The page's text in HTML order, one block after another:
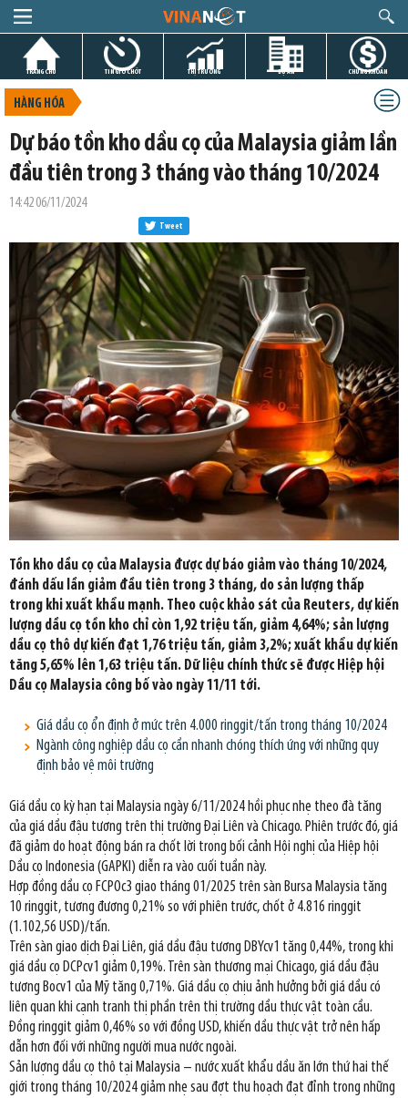
TRANG CHỦ TIN GIỜ CHÓT THỊ TRƯỜNG DỰ ÁN CHỨNG KHOÁN
HÀNG HÓA
Dự báo tồn kho dầu cọ của Malaysia giảm lần
đầu tiên trong 3 tháng vào tháng 10/2024
14:42 06/11/2024
Tweet
Tồn kho dầu cọ của Malaysia được dự báo giảm vào tháng 10/2024,
đánh dấu lần giảm đầu tiên trong 3 tháng, do sản lượng thấp
trong khi xuất khẩu mạnh. Theo cuộc khảo sát của Reuters, dự kiến
lượng dầu cọ tồn kho chỉ còn 1,92 triệu tấn, giảm 4,64%; sản lượng
dầu cọ thô dự kiến đạt 1,76 triệu tấn, giảm 3,2%; xuất khẩu dự kiến
tăng 5,65% lên 1,63 triệu tấn. Dữ liệu chính thức sẽ được Hiệp hội
Dầu cọ Malaysia công bố vào ngày 11/11 tới.
Giá dầu cọ ổn định ở mức trên 4.000 ringgit/tấn trong tháng 10/2024
Ngành công nghiệp dầu cọ cần nhanh chóng thích ứng với những quy
định bảo vệ môi trường
Giá dầu cọ kỳ hạn tại Malaysia ngày 6/11/2024 hồi phục nhẹ theo đà tăng
của giá dầu đậu tương trên thị trường Đại Liên và Chicago. Phiên trước đó, giá
đã giảm do hoạt động bán ra chốt lời trong bối cảnh Hội nghị của Hiệp hội
Dầu cọ Indonesia (GAPKI) diễn ra vào cuối tuần này.
Hợp đồng dầu cọ FCPOc3 giao tháng 01/2025 trên sàn Bursa Malaysia tăng
10 ringgit, tương đương 0,21% so với phiên trước, chốt ở 4.816 ringgit
(1.102,56 USD)/tấn.
Trên sàn giao dịch Đại Liên, giá dầu đậu tương DBYcv1 tăng 0,44%, trong khi
giá dầu cọ DCPcv1 giảm 0,19%. Trên sàn thương mại Chicago, giá dầu đậu
tương Bocv1 của Mỹ tăng 0,71%. Giá dầu cọ chịu ảnh hưởng bởi giá dầu có
liên quan khi cạnh tranh thị phần trên thị trường dầu thực vật toàn cầu.
Đồng ringgit giảm 0,46% so với đồng USD, khiến dầu thực vật trở nên hấp
dẫn hơn đối với những người mua nước ngoài.
Sản lượng dầu cọ thô tại Malaysia – nước xuất khẩu dầu ăn lớn thứ hai thế
giới trong tháng 10/2024 giảm nhẹ sau đợt thu hoạch đạt đỉnh trong những